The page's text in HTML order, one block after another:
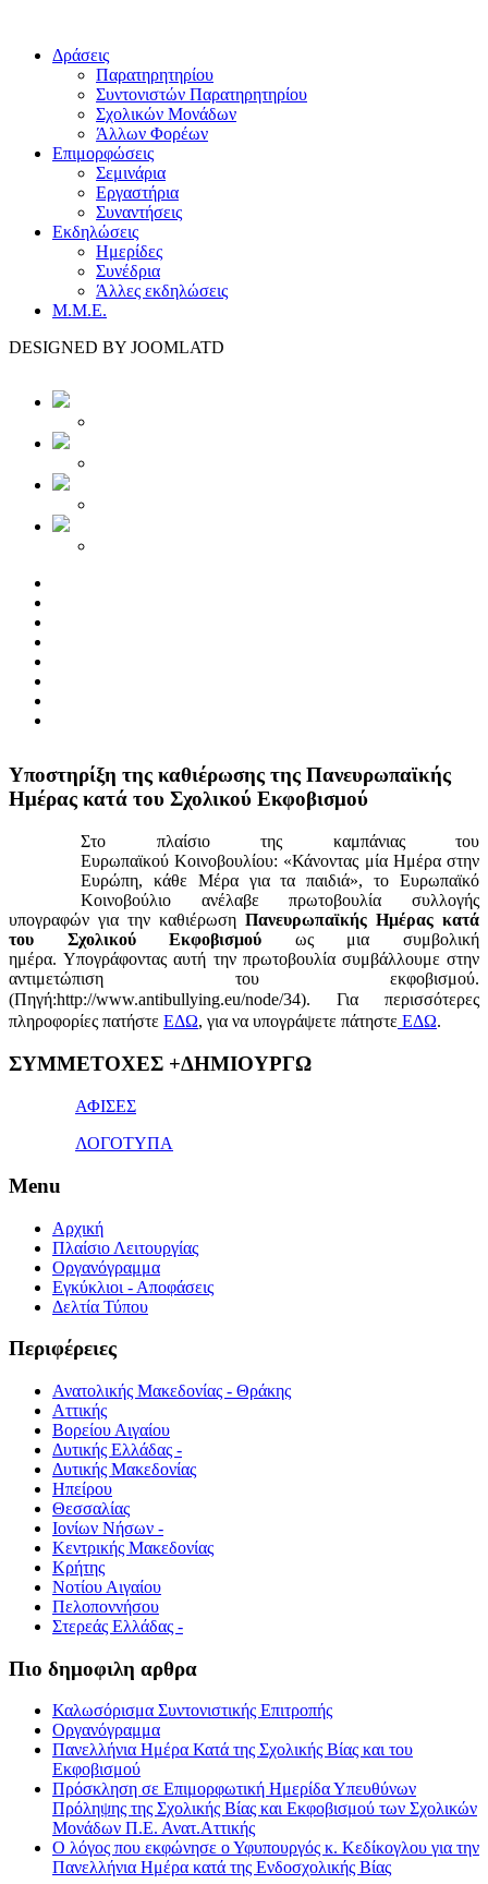
Δράσεις
Παρατηρητηρίου
Συντονιστών Παρατηρητηρίου
Σχολικών Μονάδων
Άλλων Φορέων
Επιμορφώσεις
Σεμινάρια
Εργαστήρια
Συναντήσεις
Εκδηλώσεις
Ημερίδες
Συνέδρια
Άλλες εκδηλώσεις
Μ.Μ.Ε.
DESIGNED BY JOOMLATD
Yποστηρίξη της καθιέρωσης της Πανευρωπαϊκής
Ημέρας κατά του Σχολικού Εκφοβισμού
Στο πλαίσιο της καμπάνιας του
Ευρωπαϊκού Κοινοβουλίου: «Κάνοντας μία Ημέρα στην
Ευρώπη, κάθε Μέρα για τα παιδιά», το Ευρωπαϊκό
Κοινοβούλιο ανέλαβε πρωτοβουλία συλλογής
υπογραφών για την καθιέρωση Πανευρωπαϊκής Ημέρας κατά
του Σχολικού Εκφοβισμού ως μια συμβολική
ημέρα. Υπογράφοντας αυτή την πρωτοβουλία συμβάλλουμε στην
αντιμετώπιση του εκφοβισμού.
(Πηγή:http://www.antibullying.eu/node/34). Για περισσότερες
πληροφορίες πατήστε ΕΔΩ, για να υπογράψετε πάτηστε ΕΔΩ.
1x
ΣΥΜΜΕΤΟΧΕΣ +ΔΗΜΙΟΥΡΓΩ
ΑΦΙΣΕΣ
ΛΟΓΟΤΥΠΑ
Menu
Αρχική
Πλαίσιο Λειτουργίας
Οργανόγραμμα
Εγκύκλιοι - Αποφάσεις
Δελτία Τύπου
Περιφέρειες
Ανατολικής Μακεδονίας - Θράκης
Αττικής
Βορείου Αιγαίου
Δυτικής Ελλάδας -
Δυτικής Μακεδονίας
Ηπείρου
Θεσσαλίας
Ιονίων Νήσων -
Κεντρικής Μακεδονίας
Κρήτης
Νοτίου Αιγαίου
Πελοποννήσου
Στερεάς Ελλάδας -
Πιο δημοφιλη αρθρα
Καλωσόρισμα Συντονιστικής Επιτροπής
Οργανόγραμμα
Πανελλήνια Ημέρα Κατά της Σχολικής Βίας και του
Εκφοβισμού
Πρόσκληση σε Επιμορφωτική Ημερίδα Υπευθύνων
Πρόληψης της Σχολικής Βίας και Εκφοβισμού των Σχολικών
Μονάδων Π.Ε. Ανατ.Αττικής
Ο λόγος που εκφώνησε ο Υφυπουργός κ. Κεδίκογλου για την
Πανελλήνια Ημέρα κατά της Ενδοσχολικής Βίας